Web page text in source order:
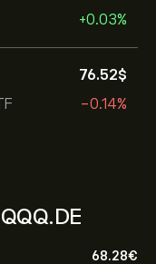
+0.03%
76.52‎$‎
-0.14%
68.28‎€‎